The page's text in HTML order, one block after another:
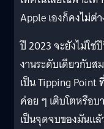
Apple เองก็คงไม่ต่
ปี 2023 จะยังไม่ใช่
งานระดับเดียวกับส
เป็น Tipping Point
ค่อย ๆ เติบโตหรือ
เป็นจุดจบของมันแ